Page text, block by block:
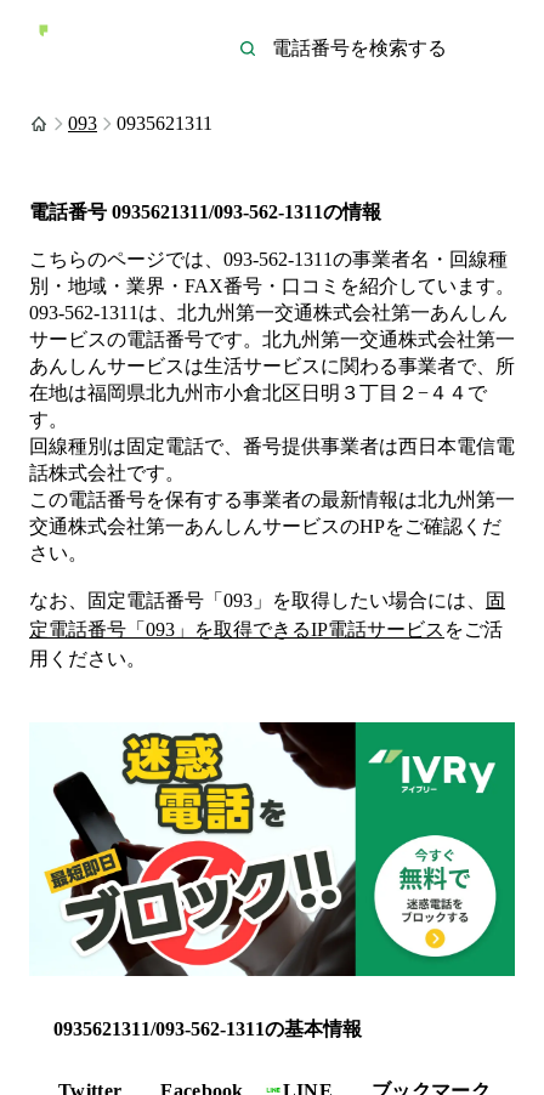
093 0935621311
電話番号 0935621311/093-562-1311の情報
こちらのページでは、 093-562-1311の事業者名・回線種
別・地域・業界・FAX番号・口コミを紹介しています。
093-562-1311 は、 北九州第一交通株式会社第一あんしん
サービスの電話番号です。 北九州第一交通株式会社第一
あんしんサービスは生活サービスに関わる事業者で、所
在地は福岡県北九州市小倉北区日明３丁目２−４４ で
す。
回線種別は固定電話で、番号提供事業者は西日本電信電
話株式会社です。
この電話番号を保有する事業者の最新情報は北九州第一
交通株式会社第一あんしんサービスのHPをご確認くだ
さい。
なお、固定電話番号「 093 」を取得したい場合には、
固
定電話番号「 093 」を取得できるIP電話サービス をご活
用ください。
0935621311/093-562-1311の基本情報